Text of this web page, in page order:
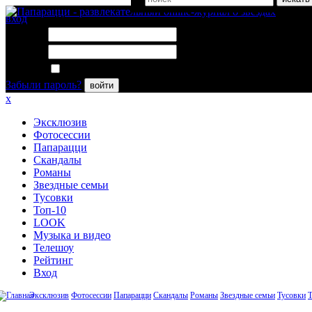
вход
Забыли пароль?
войти
x
Эксклюзив
Фотосессии
Папарацци
Скандалы
Романы
Звездные семьи
Тусовки
Топ-10
LOOK
Музыка и видео
Телешоу
Рейтинг
Вход
Эксклюзив Фотосессии Папарацци Скандалы Романы Звездные семьи Тусовки